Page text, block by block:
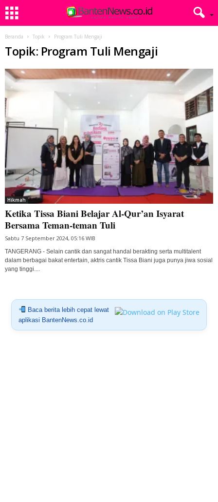
Beranda Topik Program Tuli Mengaji
Topik: Program Tuli Mengaji
Hikmah
Ketika Tissa Biani Belajar Al-Qur’an Isyarat
Bersama Teman-teman Tuli
Sabtu 7 September 2024, 05:16 WIB
TANGERANG - Selain cantik dan sangat handal berakting serta multitalent
dalam berbagai bakat entertain, aktris cantik Tissa Biani juga punya jiwa sosial
yang tinggi....
Baca berita lebih cepat lewat
aplikasi BantenNews.co.id